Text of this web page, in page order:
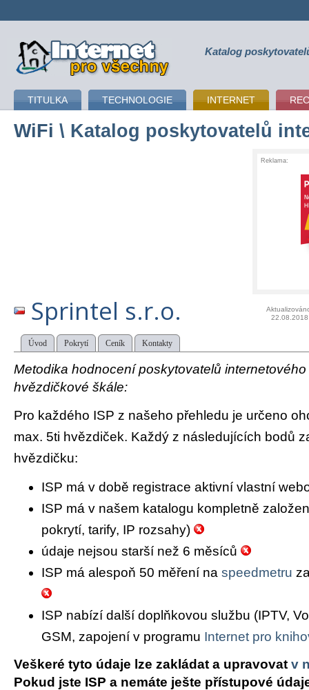
připojení k internetu Katalog
TITULKA TECHNOLOGIE INTERNET
WiFi \ Katalog poskytovatelů
Reklama:
Sprintel s.r.o.
22.08.2018
Úvod Pokrytí Ceník Kontakty
Metodika hodnocení poskytovatelů
hvězdičkové škále:
Pro každého ISP z našeho přehledu je určeno
max. 5ti hvězdiček. Každý z následujících bodů
hvězdičku:
ISP má v době registrace aktivní vlastní
ISP má v našem katalogu kompletně
pokrytí, tarify, IP rozsahy)
údaje nejsou starší než 6 měsíců
ISP má alespoň 50 měření na speedmetru
ISP nabízí další doplňkovou službu (IPTV,
GSM, zapojení v programu Internet pro
Veškeré tyto údaje lze zakládat a upravovat v
Pokud jste ISP a nemáte ješte přístupové